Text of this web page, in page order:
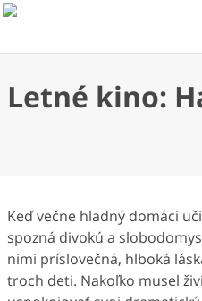
Letné kino:
Keď večne hladný domáci
spozná divokú a
nimi príslovečná, hlboká
troch deti. Nakoľko musel